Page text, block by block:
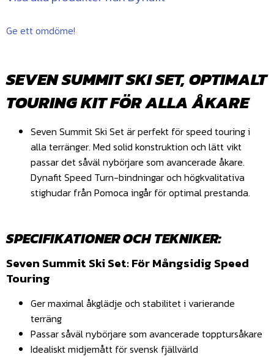
Ge ett omdöme!
SEVEN SUMMIT SKI SET, OPTIMALT
TOURING KIT FÖR ALLA ÅKARE
Seven Summit Ski Set är perfekt för speed touring i
alla terränger. Med solid konstruktion och lätt vikt
passar det såväl nybörjare som avancerade åkare.
Dynafit Speed Turn-bindningar och högkvalitativa
stighudar från Pomoca ingår för optimal prestanda.
SPECIFIKATIONER OCH TEKNIKER:
Seven Summit Ski Set: För Mångsidig Speed
Touring
Ger maximal åkglädje och stabilitet i varierande
terräng
Passar såväl nybörjare som avancerade topptursåkare
Idealiskt midjemått för svensk fjällvärld